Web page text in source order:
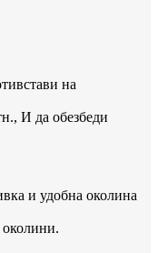
на
И да обезбеди
и удобна околина
околини.